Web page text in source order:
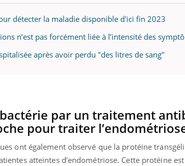
détecter la maladie disponible d'ici fin 2023
n’est pas forcément liée à l’intensité des
après avoir perdu "des litres de sang"
par un traitement
pour traiter
ont également observé que la protéine
atteintes d’endométriose. Cette protéine